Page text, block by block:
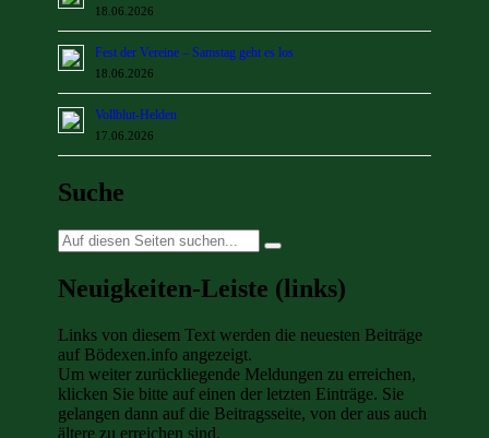
18.06.2026
Fest der Vereine – Samstag geht es los
18.06.2026
Vollblut-Helden
17.06.2026
Suche
Suche
nach:
Neuigkeiten-Leiste (links)
Links von diesem Text werden die neuesten Beiträge
auf Bödexen.info angezeigt.
Um weiter zurückliegende Meldungen zu erreichen,
klicken Sie bitte auf einen der letzten Einträge. Sie
gelangen dann auf die Beitragsseite, von der aus auch
ältere zu erreichen sind.